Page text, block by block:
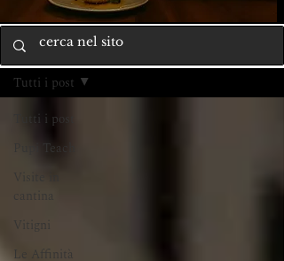
Home
Tutti i post
Pupi Teach
Visite in
cantina
Vitigni
Le Affinità
Tutti i post